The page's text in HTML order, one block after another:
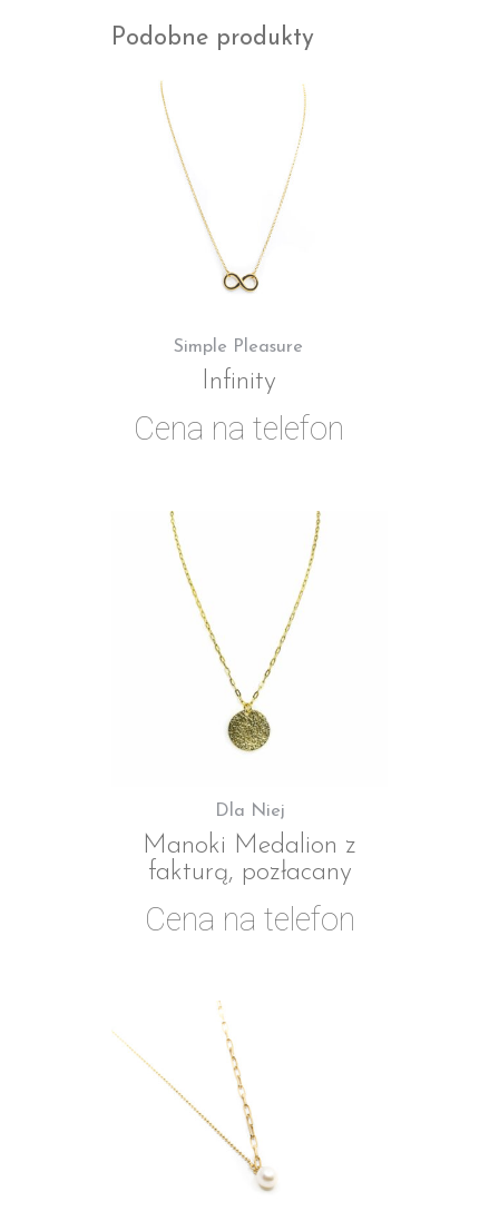
Podobne produkty
Simple Pleasure
Infinity
Cena na telefon
Dla Niej
Manoki Medalion z
fakturą, pozłacany
Cena na telefon